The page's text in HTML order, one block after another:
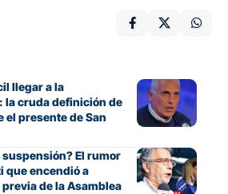
llegar a la
la cruda definición de
el presente de San
suspensión? El rumor
que encendió a
de la Asamblea